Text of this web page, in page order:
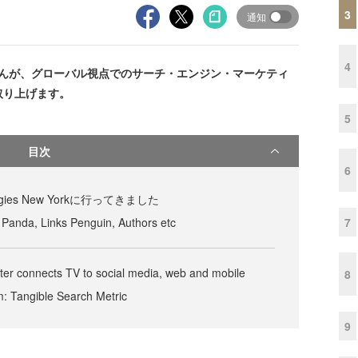
通知
、グローバル視点でのサーチ・エンジン・マーケティ
上げます。
目次
New Yorkに行ってきました
Links Penguin, Authors etc
connects TV to social media, web and mobile
Tangible Search Metric
3
4
5
6
7
8
9